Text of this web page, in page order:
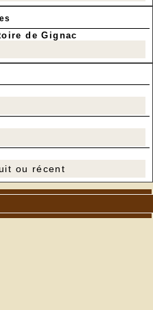
de Gignac
ou récent